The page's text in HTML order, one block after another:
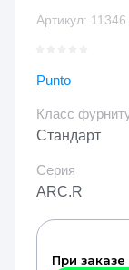
Артикул: 11346
Punto
Класс
Стандарт
Серия
ARC.R
При